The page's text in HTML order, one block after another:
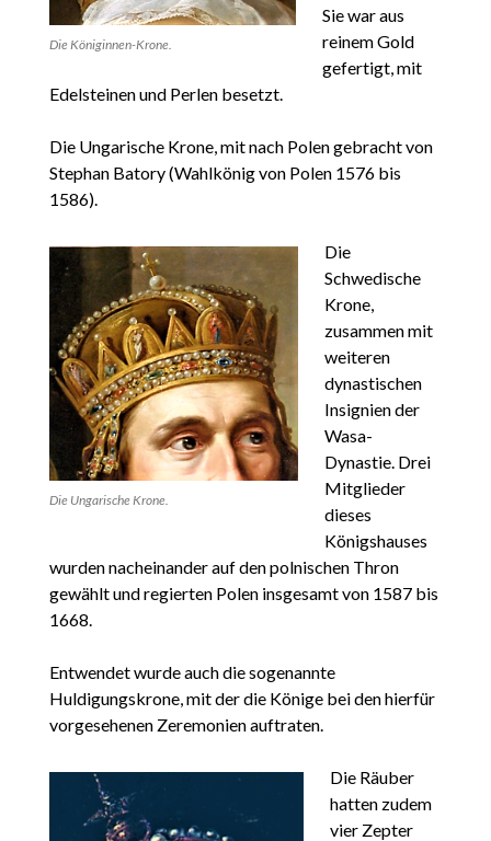
Die Königinnen-Krone.
Sie war aus
reinem Gold
gefertigt, mit
Edelsteinen und Perlen besetzt.
Die Ungarische Krone, mit nach Polen gebracht von
Stephan Batory (Wahlkönig von Polen 1576 bis
1586).
Die Ungarische Krone.
Die
Schwedische
Krone,
zusammen mit
weiteren
dynastischen
Insignien der
Wasa-
Dynastie. Drei
Mitglieder
dieses
Königshauses
wurden nacheinander auf den polnischen Thron
gewählt und regierten Polen insgesamt von 1587 bis
1668.
Entwendet wurde auch die sogenannte
Huldigungskrone, mit der die Könige bei den hierfür
vorgesehenen Zeremonien auftraten.
Die Räuber
hatten zudem
vier Zepter